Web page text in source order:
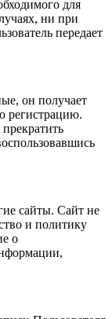
для
ни при
передает
он получает
регистрацию.
сайты. Сайт не
и политику
о